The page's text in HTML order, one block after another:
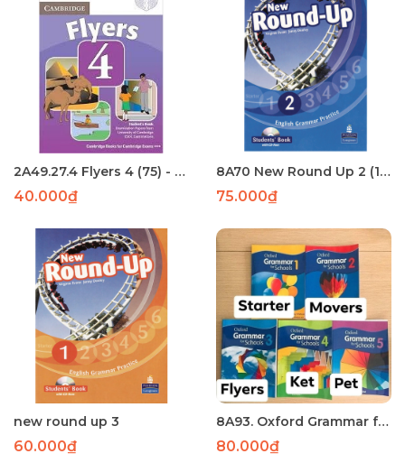
2A49.27.4 Flyers 4 (75) - phun
40.000₫
8A70 New Round Up 2 (152) - PHUN
75.000₫
new round up 3
60.000₫
8A93. Oxford Grammar for school 5 (190) - PHUN
80.000₫